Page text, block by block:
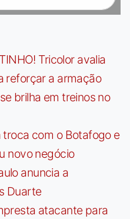
Tricolor avalia
reforçar a armação
brilha em treinos no
troca com o Botafogo e
novo negócio
anuncia a
Duarte
atacante para